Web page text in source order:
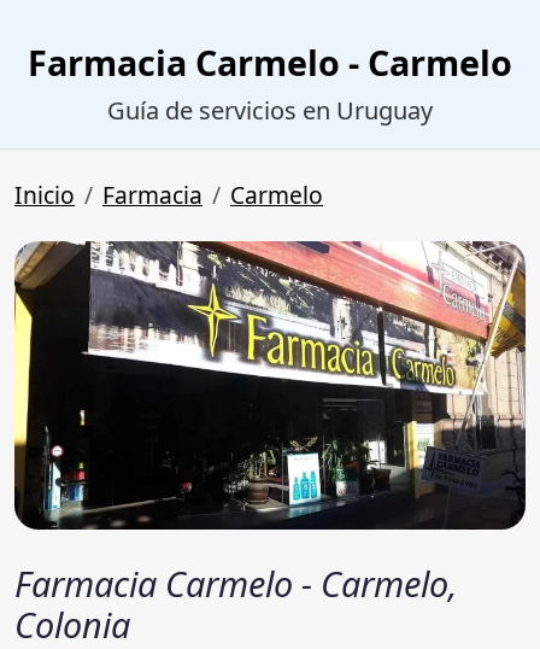
Farmacia Carmelo - Carmelo
Guía de servicios en Uruguay
Inicio Farmacia Carmelo
Farmacia Carmelo - Carmelo,
Colonia